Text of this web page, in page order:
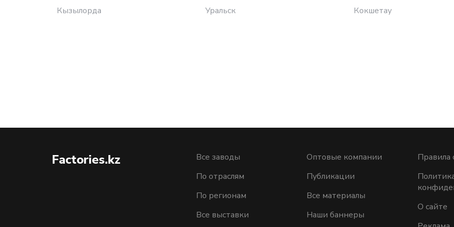
Кызылорда Уральск Кокшетау
Factories.kz
Все заводы
По отраслям
По регионам
Все выставки
Оптовые компании
Публикации
Все материалы
Наши баннеры
Правила
О сайте